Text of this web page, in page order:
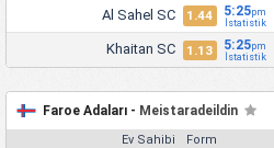
Al Sahel SC 1.44 5:25pm
İstatistik
Khaitan SC 1.13 5:25pm
İstatistik
Faroe Adaları - Meistaradeildin
Ev Sahibi Form